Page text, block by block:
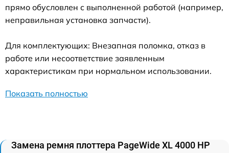
прямо обусловлен с выполненной работой (например,
неправильная установка запчасти).
Для комплектующих: Внезапная поломка, отказ в
работе или несоответствие заявленным
характеристикам при нормальном использовании.
Показать полностью
Замена ремня плоттера PageWide XL 4000 HP